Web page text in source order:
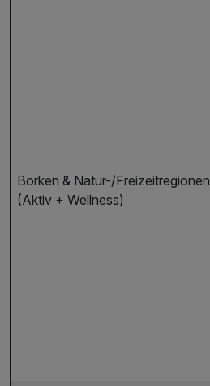
Borken & Natur-/Freizeitregionen
(Aktiv + Wellness)